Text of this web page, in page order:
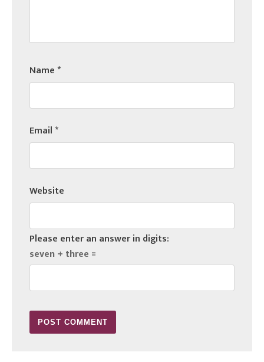
Name*
Email*
Website
Please enter an answer in digits:
seven + three =